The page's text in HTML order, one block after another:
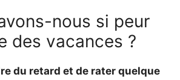
nous si peur
des vacances ?
du retard et de rater quelque